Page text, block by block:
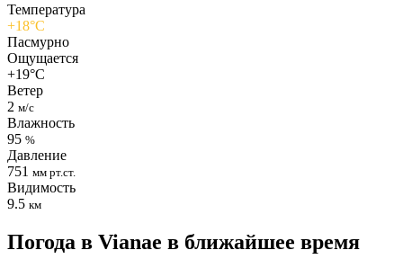
Температура
+18°C
Пасмурно
Ощущается
+19°C
Ветер
2 м/с
Влажность
95 %
Давление
751 мм рт.ст.
Видимость
9.5 км
Погода в Vianaе в ближайшее время